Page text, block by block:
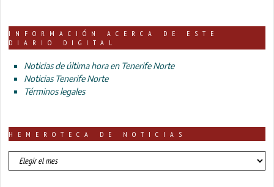
INFORMACIÓN ACERCA DE ESTE
DIARIO DIGITAL
Noticias de última hora en Tenerife Norte
Noticias Tenerife Norte
Términos legales
HEMEROTECA DE NOTICIAS
HEMEROTECA
DE